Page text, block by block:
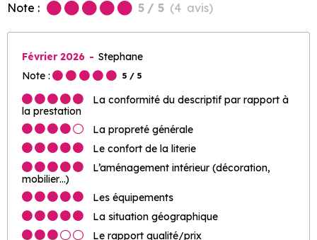
Note : 5 / 5 (4 avis)
Février 2026
Stephane
Note :
5 / 5
La conformité du descriptif par rapport à
la prestation
La propreté générale
Le confort de la literie
L’aménagement intérieur (décoration,
mobilier…)
Les équipements
La situation géographique
Le rapport qualité/prix